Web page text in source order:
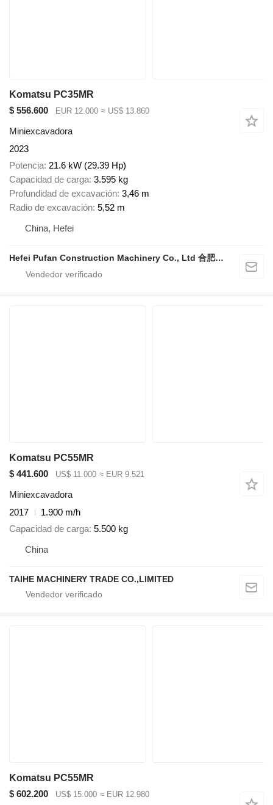
Komatsu PC35MR
$ 556.600
EUR 12.000 ≈ US$ 13.860
Miniexcavadora
2023
Potencia 21.6 kW (29.39 Hp)
Capacidad de carga 3.595 kg
Profundidad de excavación 3,46 m
Radio de excavación 5,52 m
China, Hefei
Hefei Pufan Construction Machinery Co., Ltd 合肥朴凡工程机械有限公司
Komatsu PC55MR
$ 441.600
US$ 11.000 ≈ EUR 9.521
Miniexcavadora
2017
1.900 m/h
Capacidad de carga 5.500 kg
China
TAIHE MACHINERY TRADE CO.,LIMITED
Komatsu PC55MR
$ 602.200
US$ 15.000 ≈ EUR 12.980